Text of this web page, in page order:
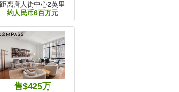
距离唐人街中心2英里
约人民币6百万元
售$425万